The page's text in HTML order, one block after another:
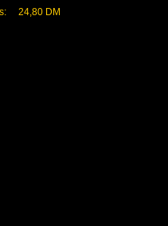
24,80 DM